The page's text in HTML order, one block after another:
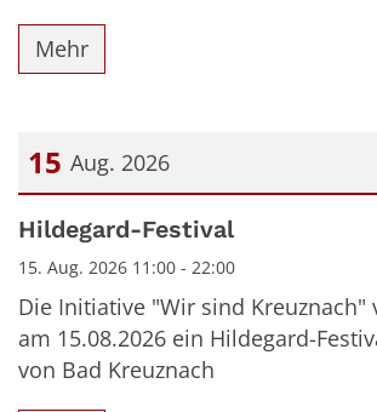
Mehr
15 Aug. 2026
Datum: 15. August 2026
Hildegard-Festival
15. Aug. 2026 11:00 - 22:00
Die Initiative "Wir sind Kreuznach"
am 15.08.2026 ein Hildegard-
von Bad Kreuznach